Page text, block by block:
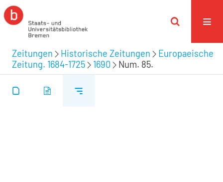
Zeitungen Historische Zeitungen
Europaeische
Zeitung. 1684-1725
1690 Num. 85.